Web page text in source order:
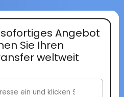
Angebot
Sie Ihren
weltweit